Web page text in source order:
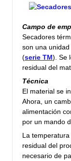
Campo de
Secadores
son una
(serie TM). Se
residual del
Técnica
El material se
Ahora, un
alimentación
por un mando
La
residual del
necesario de